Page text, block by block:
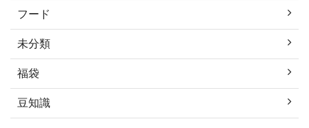
フード
未分類
福袋
豆知識